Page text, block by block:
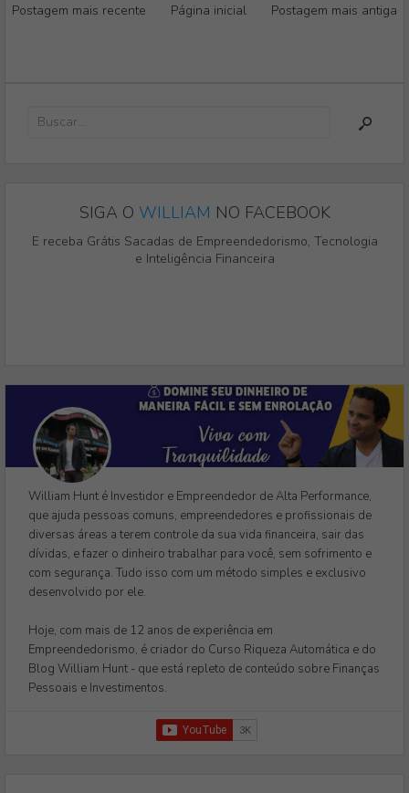
Postagem mais recente Página inicial Postagem mais antiga
SIGA O WILLIAM NO FACEBOOK
E receba Grátis Sacadas de Empreendedorismo, Tecnologia
e Inteligência Financeira
William Hunt é Investidor e Empreendedor de Alta Performance,
que ajuda pessoas comuns, empreendedores e profissionais de
diversas áreas a terem controle da sua vida financeira, sair das
dívidas, e fazer o dinheiro trabalhar para você, sem sofrimento e
com segurança. Tudo isso com um método simples e exclusivo
desenvolvido por ele.
Hoje, com mais de 12 anos de experiência em
Empreendedorismo, é criador do Curso Riqueza Automática e do
Blog William Hunt - que está repleto de conteúdo sobre Finanças
Pessoais e Investimentos.